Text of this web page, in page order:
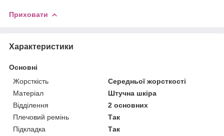
Приховати
Характеристики
Основні
Жорсткість
Середньої жорсткості
Матеріал
Штучна шкіра
Відділення
2 основних
Плечовий ремінь
Так
Підкладка
Так